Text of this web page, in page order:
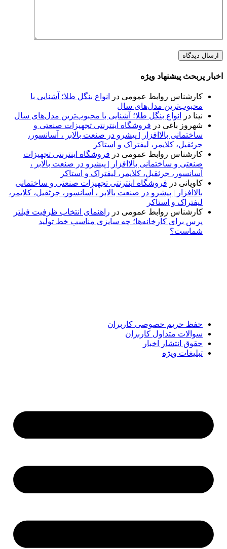
اخبار پربحث پیشنهاد ویژه
کارشناس روابط عمومی در
انواع بنگل طلا؛ آشنایی با
محبوب‌ترین مدل‌های سال
نینا در
انواع بنگل طلا؛ آشنایی با محبوب‌ترین مدل‌های سال
شهروز باغی در فروشگاه اینترنتی تجهیزات صنعتی و
ساختمانی بالاافزار | پیشرو در صنعت بالابر ، آسانسور،
جرثقیل، کلایمر، لیفتراک و استاکر
کارشناس روابط عمومی در فروشگاه اینترنتی تجهیزات
صنعتی و ساختمانی بالاافزار | پیشرو در صنعت بالابر ،
آسانسور، جرثقیل، کلایمر، لیفتراک و استاکر
کاویانی در فروشگاه اینترنتی تجهیزات صنعتی و ساختمانی
بالاافزار | پیشرو در صنعت بالابر ، آسانسور، جرثقیل، کلایمر،
لیفتراک و استاکر
کارشناس روابط عمومی در راهنمای انتخاب ظرفیت فیلتر
پرس برای کارخانه‌ها؛ چه سایزی مناسب خط تولید
شماست؟
حفظ حریم خصوصی کاربران
سوالات متداول کاربران
حقوق انتشار اخبار
تبلیغات ویژه